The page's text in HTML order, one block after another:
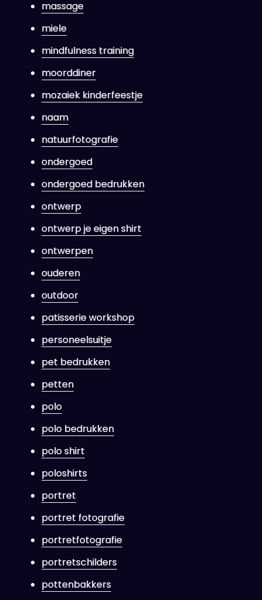
massage
miele
mindfulness training
moorddiner
mozaiek kinderfeestje
naam
natuurfotografie
ondergoed
ondergoed bedrukken
ontwerp
ontwerp je eigen shirt
ontwerpen
ouderen
outdoor
patisserie workshop
personeelsuitje
pet bedrukken
petten
polo
polo bedrukken
polo shirt
poloshirts
portret
portret fotografie
portretfotografie
portretschilders
pottenbakkers